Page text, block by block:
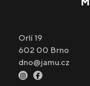
Orlí 19
602 00 Brno
dno@jamu.cz